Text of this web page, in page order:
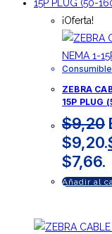
¡Oferta!
ZEBRA
15P PLUG
$9,20
$9,20.
$7,66.
Añadir al